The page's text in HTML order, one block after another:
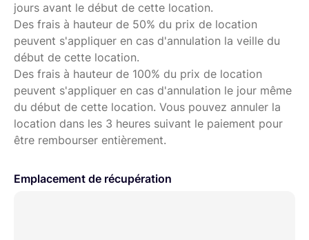
jours avant le début de cette location.
Des frais à hauteur de 50% du prix de location
peuvent s'appliquer en cas d'annulation la veille du
début de cette location.
Des frais à hauteur de 100% du prix de location
peuvent s'appliquer en cas d'annulation le jour même
du début de cette location. Vous pouvez annuler la
location dans les 3 heures suivant le paiement pour
être rembourser entièrement.
Emplacement de récupération